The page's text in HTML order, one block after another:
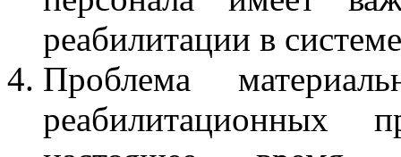
реабилитации в
Проблема
реабилитационных